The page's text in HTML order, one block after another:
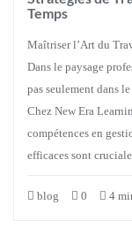
Temps
Maîtriser l’Art du
Dans le paysage
pas seulement dans
Chez New Era
compétences en
efficaces sont
blog 0 4